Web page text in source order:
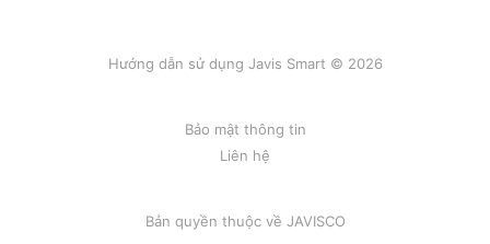
Hướng dẫn sử dụng Javis Smart © 2026
Bảo mật thông tin
Liên hệ
Bản quyền thuộc về JAVISCO